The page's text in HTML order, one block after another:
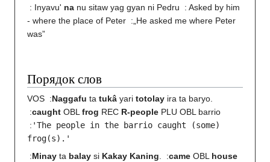
: Inyavu' na nu sitaw yag gyan ni Pedru
: Asked by him
- where the place of Peter :„He asked me where Peter
was”
Порядок слов
VOS :Naggafu ta tukâ yari totolay ira ta baryo.
:caught OBLfrog REC R-people PLU OBL barrio
: 'The people in the barrio caught (some)
frog(s).'
:Minay ta balay si Kakay Kaning. :came OBL house